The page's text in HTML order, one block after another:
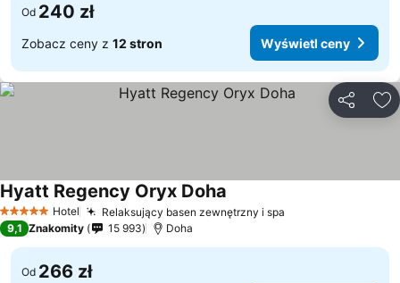
Od 240 zł
Zobacz ceny z 12 stron Wyświetl ceny
5 KategoriaHotel Relaksujący basen zewnętrzny i spa
Hyatt Regency Oryx Doha
9,1 Znakomity 15 993 Doha
Od 266 zł